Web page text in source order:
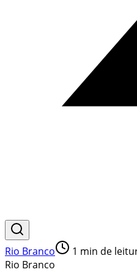
Rio Branco 1 min de
Rio Branco